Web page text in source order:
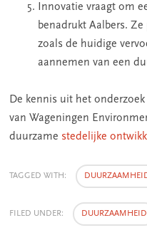
Innovatie vraagt om
benadrukt Aalbers.
zoals de huidige
aannemen van een
De kennis uit het
van Wageningen
duurzame stedelijke
TAGGED WITH:
FILED UNDER: DUURZAAMHEID